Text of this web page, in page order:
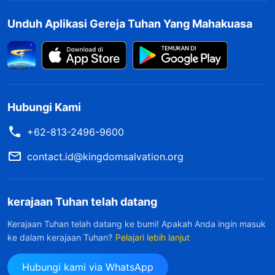
dan menimbulkan kekacauan. Aku membaca
seseorang yang dikutuk, dilabeli, dan disiksa
yang berprasangka buruk terhadap pemimpin
atau pekerja tertentu dan, agar dapat membalas
dendam, mengomentari mereka di belakang
Niat dan tujuan di balik tindakan tersebut salah.
Jika orang benar-benar mempersekutukan
kebenaran untuk memberi kesaksian tentang
Tuhan dan memberi manfaat bagi orang lain,
Unduh Aplikasi Gereja Tuhan Yang Mahakuasa
Hubungi Kami
+62-813-2496-9600
contact.id@kingdomsalvation.org
kerajaan Tuhan telah datang
Kerajaan Tuhan telah datang ke bumi! Apakah Anda ingin masuk
ke dalam kerajaan Tuhan? Pelajari lebih lanjut
Hubungi kami via WhatsApp